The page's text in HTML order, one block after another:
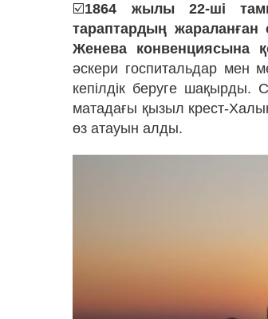
☑️1864 жылы 22-ші
тараптардың жараланған
Женева конвенциясына
әскери госпитальдар мен
кепілдік беруге шақырды.
матадағы қызыл крест-
өз атауын алды.